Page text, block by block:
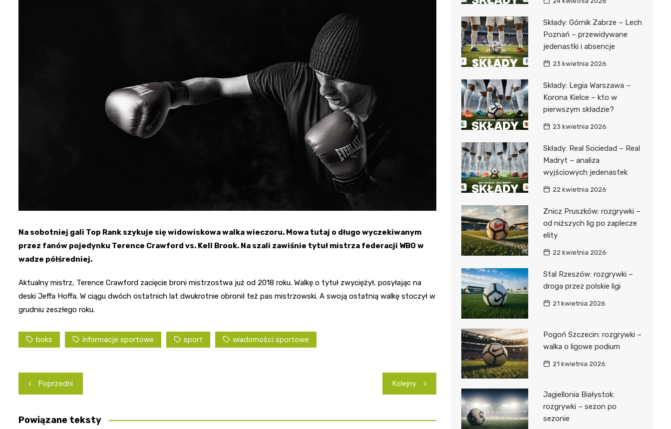
Na sobotniej gali Top Rank szykuje się widowiskowa walka wieczoru. Mowa tutaj o długo wyczekiwanym
przez fanów pojedynku Terence Crawford vs. Kell Brook. Na szali zawiśnie tytuł mistrza federacji WBO w
wadze półśredniej.
Aktualny mistrz, Terence Crawford zacięcie broni mistrzostwa już od 2018 roku. Walkę o tytuł zwyciężył, posyłając na
deski Jeffa Hoffa. W ciągu dwóch ostatnich lat dwukrotnie obronił też pas mistrzowski. A swoją ostatnią walkę stoczył w
grudniu zeszłego roku.
boks informacje sportowe sport wiadomości sportowe
Nawigacja
wpisu
Poprzedni Kolejny
Powiązane teksty
Składy: Górnik Zabrze – Lech
Poznań – przewidywane
jedenastki i absencje
23 kwietnia 2026
Składy: Legia Warszawa –
Korona Kielce – kto w
pierwszym składzie?
23 kwietnia 2026
Składy: Real Sociedad – Real
Madryt – analiza
wyjściowych jedenastek
22 kwietnia 2026
Znicz Pruszków: rozgrywki –
od niższych lig po zaplecze
elity
22 kwietnia 2026
Stal Rzeszów: rozgrywki –
droga przez polskie ligi
21 kwietnia 2026
Pogoń Szczecin: rozgrywki –
walka o ligowe podium
21 kwietnia 2026
Jagiellonia Białystok:
rozgrywki – sezon po
sezonie